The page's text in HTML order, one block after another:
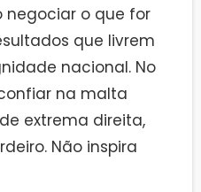
negociar o que for
que livrem
nacional. No
na malta
extrema direita,
Não inspira